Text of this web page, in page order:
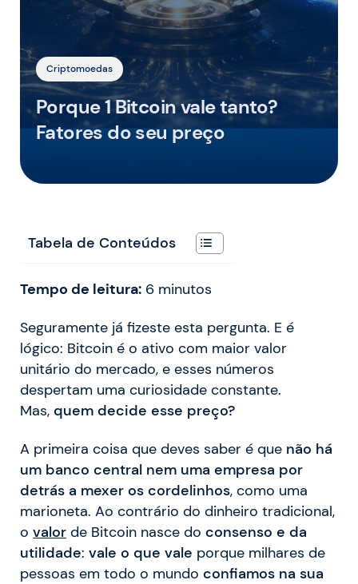
Criptomoedas
Porque 1 Bitcoin vale tanto?
Fatores do seu preço
Tabela de Conteúdos
Tempo de leitura: 6 minutos
Seguramente já fizeste esta pergunta. E é
lógico: Bitcoin é o ativo com maior valor
unitário do mercado, e esses números
despertam uma curiosidade constante.
Mas, quem decide esse preço?
A primeira coisa que deves saber é que não há
um banco central nem uma empresa por
detrás a mexer os cordelinhos, como uma
marioneta. Ao contrário do dinheiro tradicional,
o valor de Bitcoin nasce do consenso e da
utilidade: vale o que vale porque milhares de
pessoas em todo o mundo confiamos na sua